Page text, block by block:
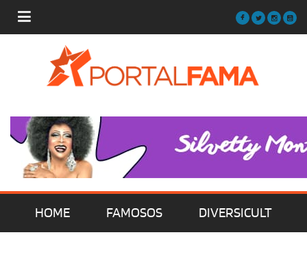
HOME FAMOSOS DIVERSICULT